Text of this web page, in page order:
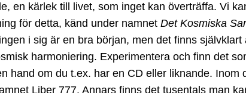
en kärlek till livet, som inget kan överträffa. Vi
för detta, känd under namnet Det Kosmiska
i sig är en bra början, men det finns
harmoniering. Experimentera och finn det
hand om du t.ex. har en CD eller liknande.
Liber 777. Annars finns det tusentals man